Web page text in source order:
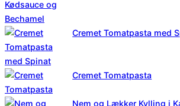
Cremet Tomatpasta med
Cremet Tomatpasta
Nem og Lækker Kylling i